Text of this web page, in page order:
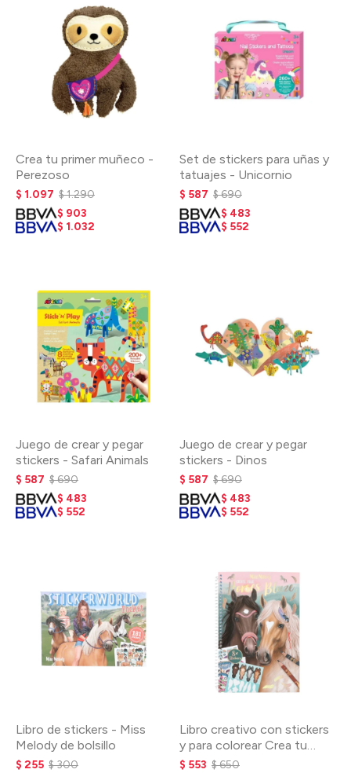
Crea tu primer muñeco -
Perezoso
$ 1.097 $1.290
$ 903
$ 1.032
Set de stickers para uñas y
tatuajes - Unicornio
$ 587 $690
$ 483
$ 552
Juego de crear y pegar
stickers - Safari Animals
$ 587 $690
$ 483
$ 552
Juego de crear y pegar
stickers - Dinos
$ 587 $690
$ 483
$ 552
Libro de stickers - Miss
Melody de bolsillo
$ 255 $300
Libro creativo con stickers
y para colorear Crea tu
caballo Blaze
$ 553 $650